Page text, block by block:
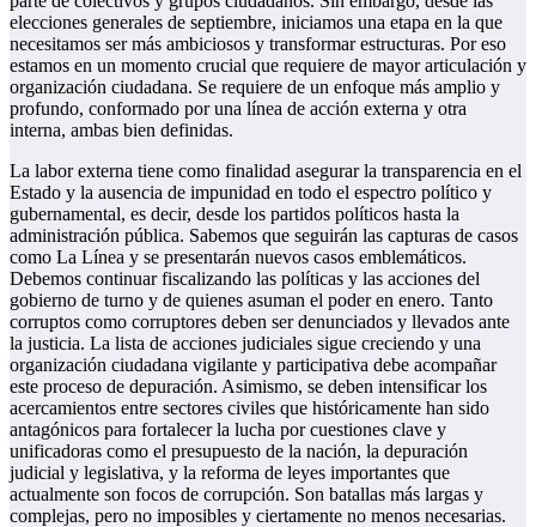
elecciones generales de septiembre, iniciamos una etapa en la que
necesitamos ser más ambiciosos y transformar estructuras. Por eso
estamos en un momento crucial que requiere de mayor articulación y
organización ciudadana. Se requiere de un enfoque más amplio y
profundo, conformado por una línea de acción externa y otra
interna, ambas bien definidas.
La labor externa tiene como finalidad asegurar la transparencia en el
Estado y la ausencia de impunidad en todo el espectro político y
gubernamental, es decir, desde los partidos políticos hasta la
administración pública. Sabemos que seguirán las capturas de casos
como La Línea y se presentarán nuevos casos emblemáticos.
Debemos continuar fiscalizando las políticas y las acciones del
gobierno de turno y de quienes asuman el poder en enero. Tanto
corruptos como corruptores deben ser denunciados y llevados ante
la justicia. La lista de acciones judiciales sigue creciendo y una
organización ciudadana vigilante y participativa debe acompañar
este proceso de depuración. Asimismo, se deben intensificar los
acercamientos entre sectores civiles que históricamente han sido
antagónicos para fortalecer la lucha por cuestiones clave y
unificadoras como el presupuesto de la nación, la depuración
judicial y legislativa, y la reforma de leyes importantes que
actualmente son focos de corrupción. Son batallas más largas y
complejas, pero no imposibles y ciertamente no menos necesarias.